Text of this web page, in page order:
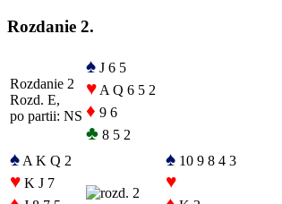
Rozdanie 2.
Rozdanie 2
Rozd. E,
po partii: NS
♠ J 6 5
♥ A Q 6 5 2
♦ 9 6
♣ 8 5 2
♠ A K Q 2
♥ K J 7
♠ 10 9 8 4 3
♥